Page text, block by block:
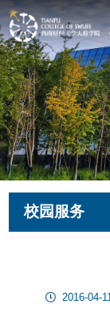
校园服务
2016-04-